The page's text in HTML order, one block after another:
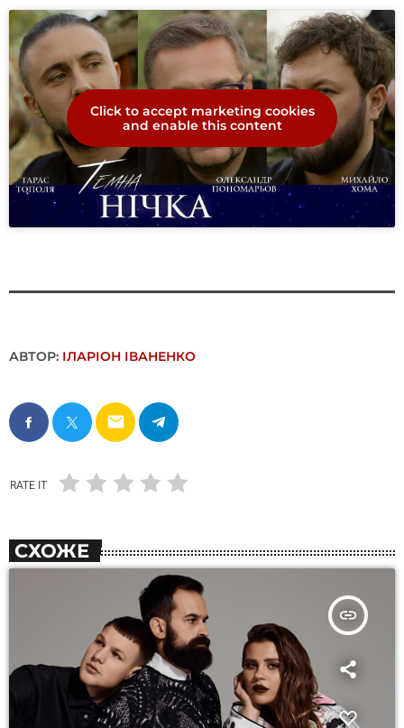
Click to accept marketing cookies
and enable this content
АВТОР: ІЛАРІОН ІВАНЕНКО
email
RATE IT
СХОЖЕ
insert_link